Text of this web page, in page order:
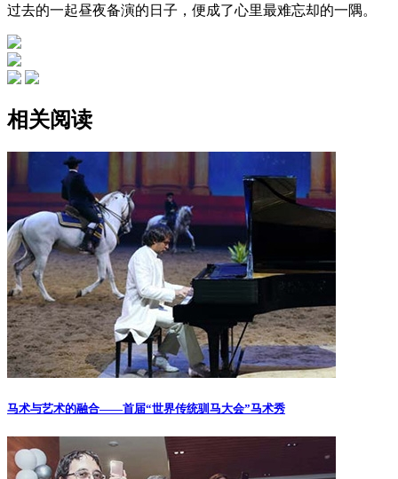
过去的一起昼夜备演的日子，便成了心里最难忘却的一隅。
相关阅读
马术与艺术的融合——首届“世界传统驯马大会”马术秀